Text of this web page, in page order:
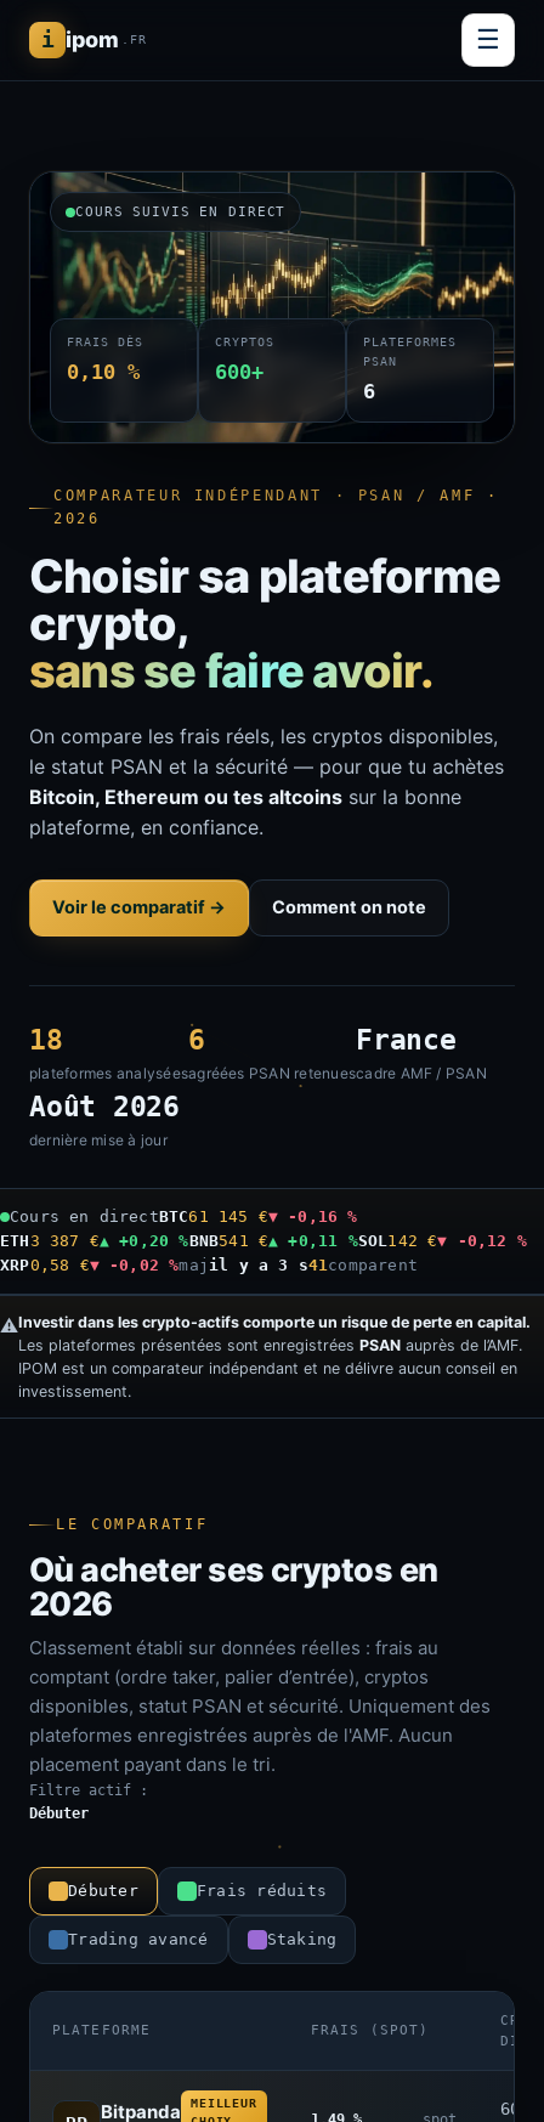
i ipom .FR ☰
COMPARATEUR INDÉPENDANT · PSAN / AMF ·
2026
Choisir sa plateforme
crypto,
sans se faire avoir.
On compare les frais réels, les cryptos disponibles,
le statut PSAN et la sécurité — pour que tu achètes
Bitcoin, Ethereum ou tes altcoins sur la bonne
plateforme, en confiance.
Voir le comparatif → Comment on note
18
plateformes analysées
6
agréées PSAN retenues
France
cadre AMF / PSAN
Août 2026
dernière mise à jour
COURS SUIVIS EN DIRECT
FRAIS DÈS
0,10 %
CRYPTOS
600+
PLATEFORMES
PSAN
6
Cours en directBTC61 145 €▼ -0,16 %
ETH3 387 €▲ +0,20 %BNB541 €▲ +0,11 %SOL142 €▼ -0,12 %
XRP0,58 €▼ -0,02 %maj il y a 4 s41comparent
⚠️Investir dans les crypto-actifs comporte un risque de perte en capital.
Les plateformes présentées sont enregistrées PSAN auprès de l’AMF.
IPOM est un comparateur indépendant et ne délivre aucun conseil en
investissement.
LE COMPARATIF
Où acheter ses cryptos en
2026
Classement établi sur données réelles : frais au
comptant (ordre taker, palier d’entrée), cryptos
disponibles, statut PSAN et sécurité. Uniquement des
plateformes enregistrées auprès de l'AMF. Aucun
placement payant dans le tri.
Filtre actif :
Débuter
Débuter Frais réduits
Trading avancé Staking
PLATEFORME FRAIS (SPOT)
Bitpanda
MEILLEUR
600+